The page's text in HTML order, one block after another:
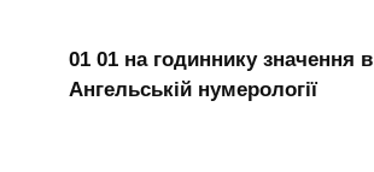
01 01 на годиннику значення в
Ангельській нумерології